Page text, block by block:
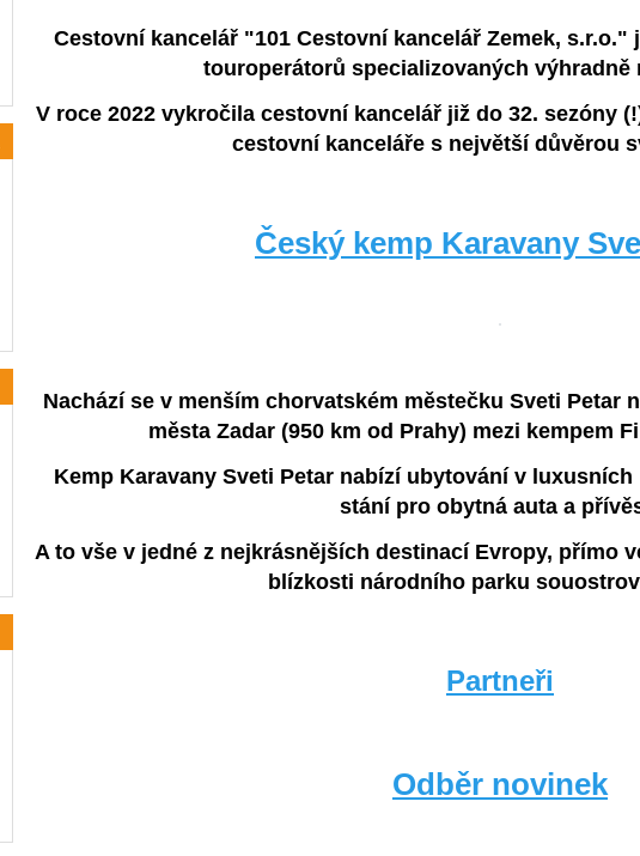
Cestovní kancelář "101 Cestovní kancelář Zemek,
touroperátorů specializovaných
V roce 2022 vykročila cestovní kancelář již do 32. sezóny
cestovní kanceláře s největší důvěrou
Český kemp Karavany
Nachází se v menším chorvatském městečku Sveti Petar
města Zadar (950 km od Prahy) mezi kempem
Kemp Karavany Sveti Petar nabízí ubytování v
stání pro obytná auta a
A to vše v jedné z nejkrásnějších destinací Evropy, přímo
blízkosti národního parku
Partneři
Odběr novinek